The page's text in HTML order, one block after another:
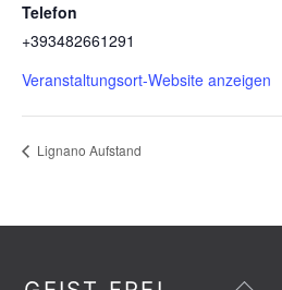
Telefon
+393482661291
Veranstaltungsort-Website anzeigen
Lignano Aufstand
Zurück